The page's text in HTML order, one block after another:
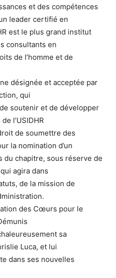
et des compétences
leader certifié en
est le plus grand institut
consultants en
de l’homme et de
désignée et acceptée par
qui
soutenir et de développer
l’USIDHR
de soumettre des
la nomination d’un
du chapitre, sous réserve de
qui agira dans
de la mission de
des Cœurs pour le
sa
Luca, et lui
dans ses nouvelles